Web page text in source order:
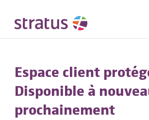
Espace client
Disponible à
prochainement